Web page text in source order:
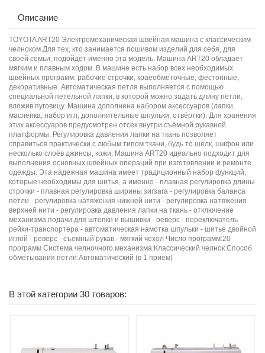
Описание
TOYOTA ART20 Электромеханическая швейная машина с классическим
челноком Для тех, кто занимается пошивом изделий для себя, для
своей семьи, подойдёт именно эта модель. Машина ART20 обладает
мягким и плавным ходом. В машине есть набор всех необходимых
швейных программ: рабочие строчки, краеобмёточные, фестонные,
декоративные. Автоматическая петля выполняется с помощью
специальной петельной лапки, в которой можно задать длину петли,
вложив пуговицу. Машина дополнена набором аксессуаров (лапки,
масленка, набор игл, дополнительные шпульки, отвёртки). Для хранения
этих аксессуаров предусмотрен отсек внутри съёмной рукавной
платформы. Регулировка давления лапки на ткань позволяет
справиться практически с любым типом ткани, будь то шёлк, шифон или
несколько слоёв джинсы, кожи. Машина ART20 идеально подходит для
выполнения основных швейных операций при изготовлении и ремонте
одежды. Эта надежная машина имеет традиционный набор функций,
которые необходимы для шитья, а именно - плавная регулировка длины
строчки - плавная регулировка ширины зигзага - регулировка баланса
петли - регулировка натяжения нижней нити - регулировка натяжения
верхней нити - регулировка давления лапки на ткань - отключение
механизма подачи для штопки и вышивки - реверс - переключатель
рейки-транспортера - автоматическая намотка шпульки - шитье двойной
иглой - реверс - съемный рукав - мягкий чехол Число программ:20
программ Система челночного механизма:Классический челнок Способ
обметывания петли:Автоматический (в 1 прием)
В этой категории 30 товаров: